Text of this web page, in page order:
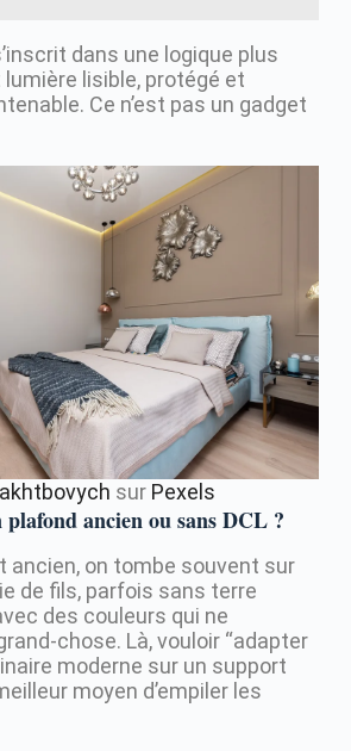
dans une logique plus
lisible, protégé et
Ce n’est pas un gadget
sur Pexels
ancien ou sans DCL ?
ancien, on tombe souvent sur
de fils, parfois sans terre
des couleurs qui ne
chose. Là, vouloir “adapter
moderne sur un support
moyen d’empiler les